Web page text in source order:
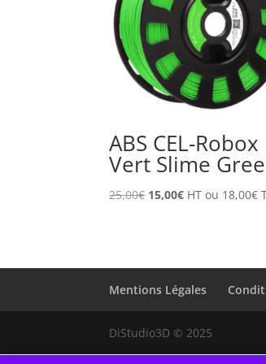
ABS CEL-Robox
Vert Slime
25,00€ Le
25,00€.
15,00€Le
15,00€.
HT ou 18,00€
Mentions Légales
DiStudio3D © 2025